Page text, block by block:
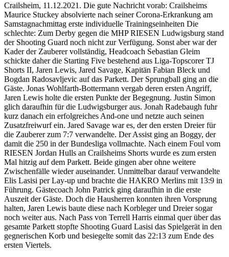
Crailsheim, 11.12.2021. Die gute Nachricht vorab: Crailsheims
Maurice Stuckey absolvierte nach seiner Corona-Erkrankung am
Samstagnachmittag erste individuelle Trainingseinheiten Die
schlechte: Zum Derby gegen die MHP RIESEN Ludwigsburg stand
der Shooting Guard noch nicht zur Verfügung. Sonst aber war der
Kader der Zauberer vollständig, Headcoach Sebastian Gleim
schickte daher die Starting Five bestehend aus Liga-Topscorer TJ
Shorts II, Jaren Lewis, Jared Savage, Kapitän Fabian Bleck und
Bogdan Radosavljevic auf das Parkett. Der Sprungball ging an die
Gäste. Jonas Wohlfarth-Bottermann vergab deren ersten Angriff,
Jaren Lewis holte die ersten Punkte der Begegnung. Justin Simon
glich daraufhin für die Ludwigsburger aus. Jonah Radebaugh fuhr
kurz danach ein erfolgreiches And-one und netzte auch seinen
Zusatzfreiwurf ein. Jared Savage war es, der den ersten Dreier für
die Zauberer zum 7:7 verwandelte. Der Assist ging an Boggy, der
damit die 250 in der Bundesliga vollmachte. Nach einem Foul vom
RIESEN Jordan Hulls an Crailsheims Shorts wurde es zum ersten
Mal hitzig auf dem Parkett. Beide gingen aber ohne weitere
Zwischenfälle wieder auseinander. Unmittelbar darauf verwandelte
Elis Lasisi per Lay-up und brachte die HAKRO Merlins mit 13:9 in
Führung. Gästecoach John Patrick ging daraufhin in die erste
Auszeit der Gäste. Doch die Hausherren konnten ihren Vorsprung
halten, Jaren Lewis baute diese nach Korbleger und Dreier sogar
noch weiter aus. Nach Pass von Terrell Harris einmal quer über das
gesamte Parkett stopfte Shooting Guard Lasisi das Spielgerät in den
gegnerischen Korb und besiegelte somit das 22:13 zum Ende des
ersten Viertels.